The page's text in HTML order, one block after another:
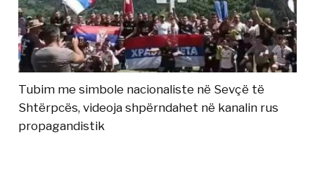
Tubim me simbole nacionaliste në Sevçë të
Shtërpcës, videoja shpërndahet në kanalin rus
propagandistik